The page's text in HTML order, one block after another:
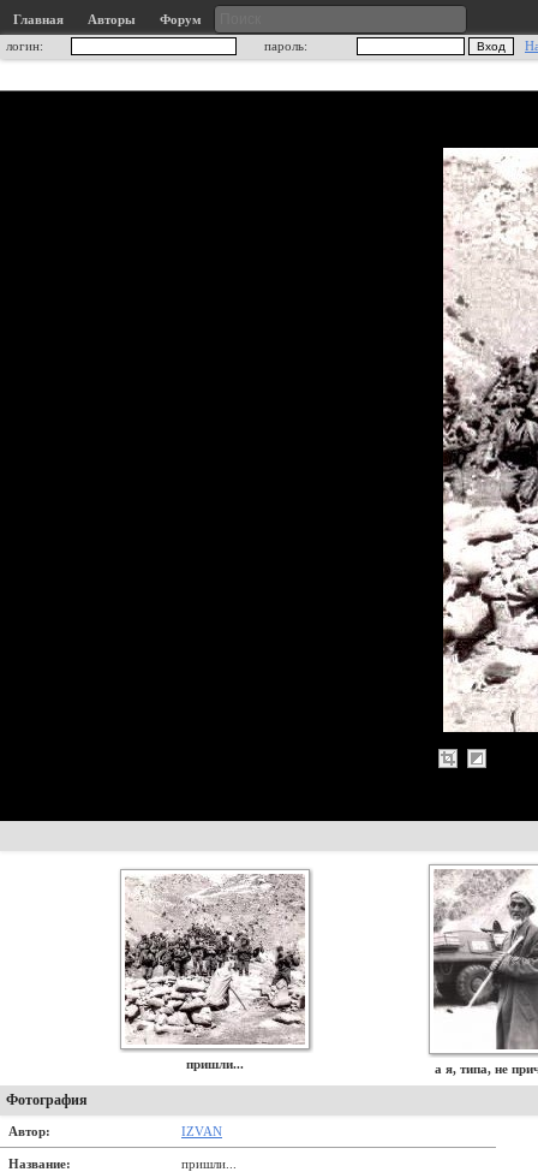
Главная Авторы
Форум
логин:
пароль:
пришли... а я, типа, не
Фотография
Автор: IZVAN
Название: пришли...